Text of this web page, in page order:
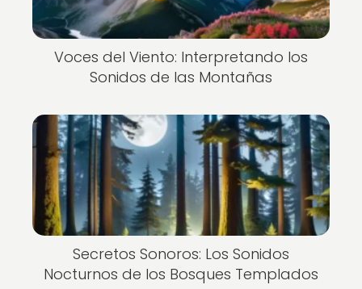
Voces del Viento: Interpretando los
Sonidos de las Montañas
Secretos Sonoros: Los Sonidos
Nocturnos de los Bosques Templados